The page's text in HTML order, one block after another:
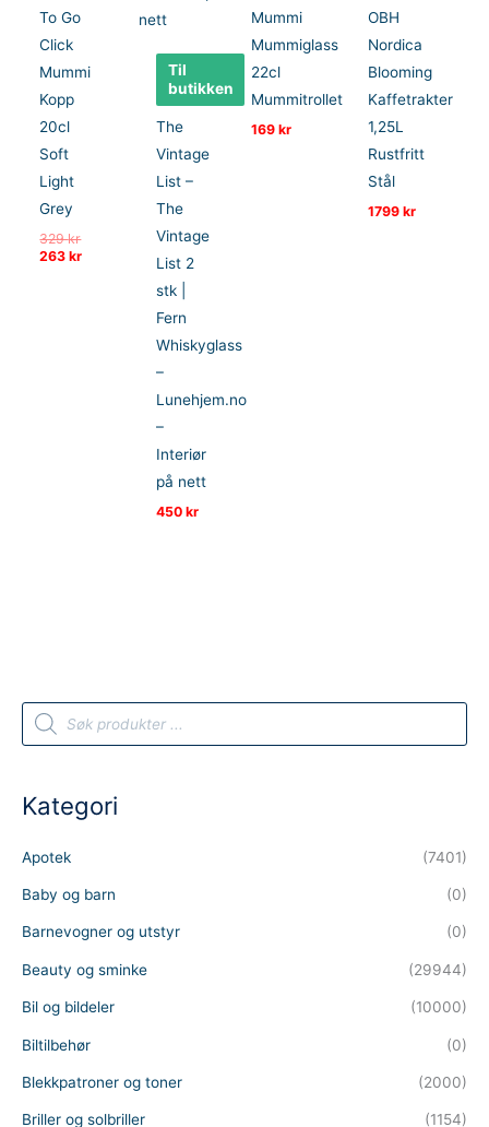
To Go
Click
Mummi
Kopp
20cl
Soft
Light
Grey
329krOpprinnelig
pris
263krNåværende
Til
butikken
The
Vintage
List –
The
Vintage
List 2
stk |
Fern
Whiskyglass
–
Lunehjem.no
–
Interiør
på nett
450kr
Mummi
Mummiglass
22cl
Mummitrollet
169kr
OBH
Nordica
Blooming
Kaffetrakter
1,25L
Rustfritt
Stål
1799kr
P
d
t
s
a
r
h
Kategori
Apotek (7401)
Baby og barn (0)
Barnevogner og utstyr (0)
Beauty og sminke (29944)
Bil og bildeler (10000)
Biltilbehør (0)
Blekkpatroner og toner (2000)
Briller og solbriller (1154)